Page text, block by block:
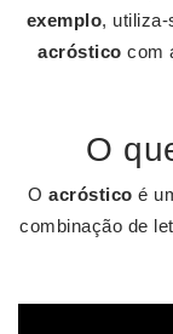
exemplo, utiliza-
acróstico com
O
O acróstico é
combinação de